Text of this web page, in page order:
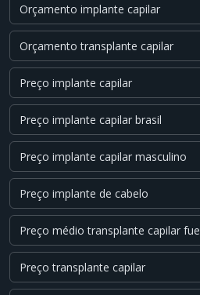
Orçamento implante capilar
Orçamento transplante capilar
Preço implante capilar
Preço implante capilar brasil
Preço implante capilar masculino
Preço implante de cabelo
Preço médio transplante capilar fue
Preço transplante capilar